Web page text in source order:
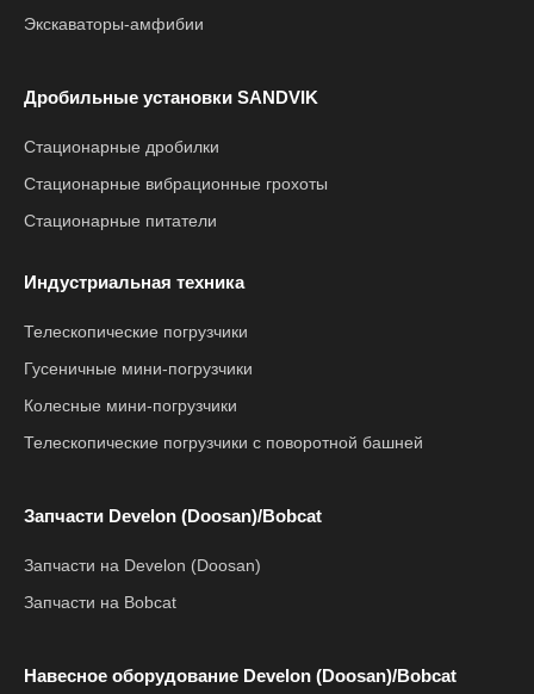
Экскаваторы-амфибии
Дробильные установки SANDVIK
Стационарные дробилки
Стационарные вибрационные грохоты
Стационарные питатели
Индустриальная техника
Телескопические погрузчики
Гусеничные мини-погрузчики
Колесные мини-погрузчики
Телескопические погрузчики с поворотной башней
Запчасти Develon (Doosan)/Bobcat
Запчасти на Develon (Doosan)
Запчасти на Bobcat
Навесное оборудование Develon (Doosan)/Bobcat